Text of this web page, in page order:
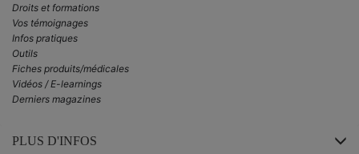
Droits et formations
Vos témoignages
Infos pratiques
Outils
Fiches produits/médicales
Vidéos / E-learnings
Derniers magazines
PLUS D'INFOS